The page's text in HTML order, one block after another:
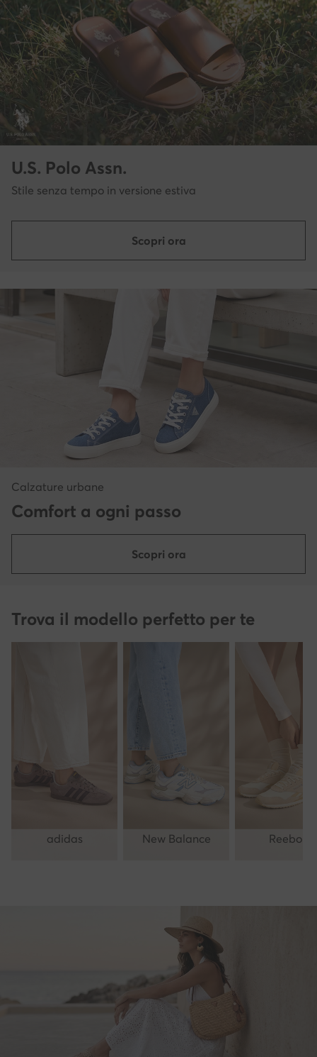
U.S. Polo Assn.
Stile senza tempo in versione estiva
Scopri ora
Calzature urbane
Comfort a ogni passo
Scopri ora
Trova il modello perfetto per te
adidas New Balance Reebok